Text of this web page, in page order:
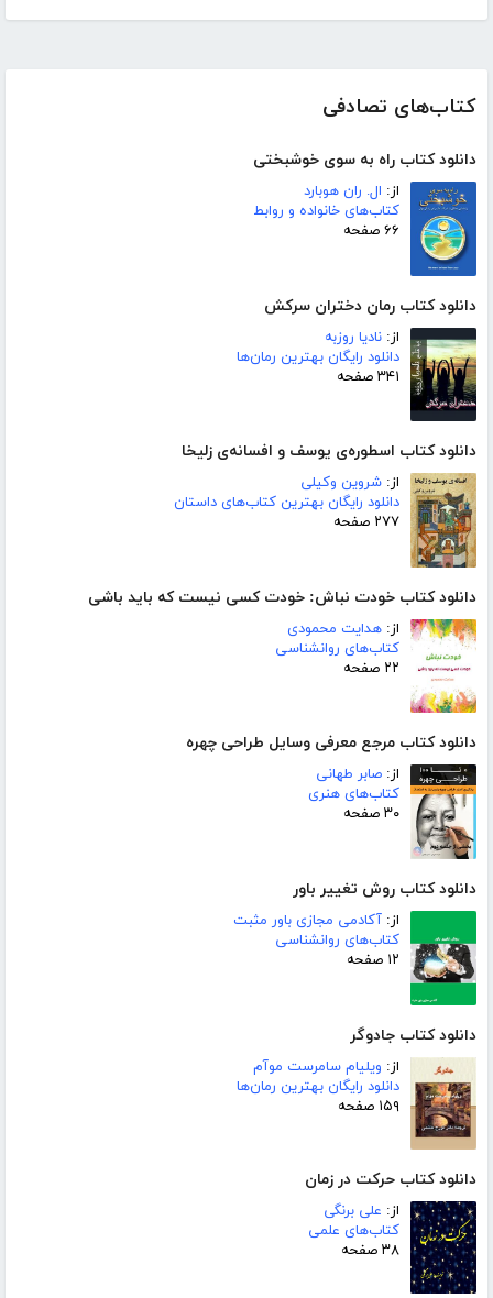
کتاب‌های تصادفی
دانلود کتاب راه به سوی خوشبختی
از: ال. ران هوبارد
کتاب‌های خانواده و روابط
۶۶ صفحه
دانلود کتاب رمان دختران سرکش
از: نادیا روزبه
دانلود رایگان بهترین رمان‌ها
۳۴۱ صفحه
دانلود کتاب اسطوره‌ی یوسف و افسانه‌ی زلیخا
از: شروین وکیلی
دانلود رایگان بهترین کتاب‌های داستان
۲۷۷ صفحه
دانلود کتاب خودت نباش: خودت کسی نیست که باید باشی
از: هدایت محمودی
کتاب‌های روانشناسی
۲۲ صفحه
دانلود کتاب مرجع معرفی وسایل طراحی چهره
از: صابر طهانی
کتاب‌های هنری
۳۰ صفحه
دانلود کتاب روش تغییر باور
از: آکادمی مجازی باور مثبت
کتاب‌های روانشناسی
۱۲ صفحه
دانلود کتاب جادوگر
از: ویلیام سامرست موآم
دانلود رایگان بهترین رمان‌ها
۱۵۹ صفحه
دانلود کتاب حرکت در زمان
از: علی برنگی
کتاب‌های علمی
۳۸ صفحه